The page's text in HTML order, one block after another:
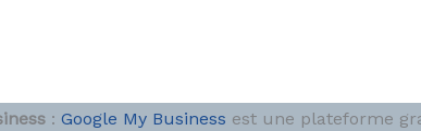
: Google My Business est une plateforme